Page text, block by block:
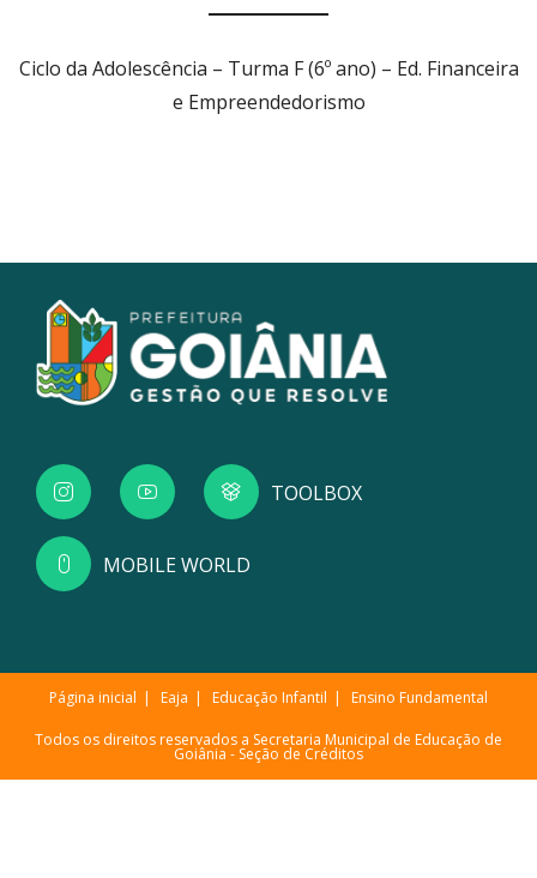
Ciclo da Adolescência – Turma F (6º ano) – Ed. Financeira
e Empreendedorismo
TOOLBOX
MOBILE WORLD
Página inicial Eaja Educação Infantil Ensino Fundamental
Todos os direitos reservados a Secretaria Municipal de Educação de
Goiânia - Seção de Créditos